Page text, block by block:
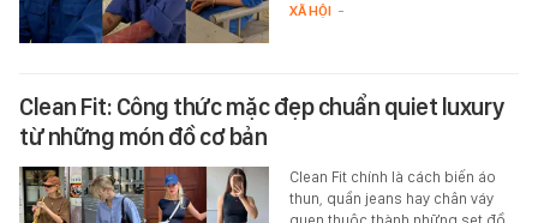
XÃ HỘI -
Clean Fit: Công thức mặc đẹp chuẩn quiet luxury
từ những món đồ cơ bản
Clean Fit chính là cách biến áo
thun, quần jeans hay chân váy